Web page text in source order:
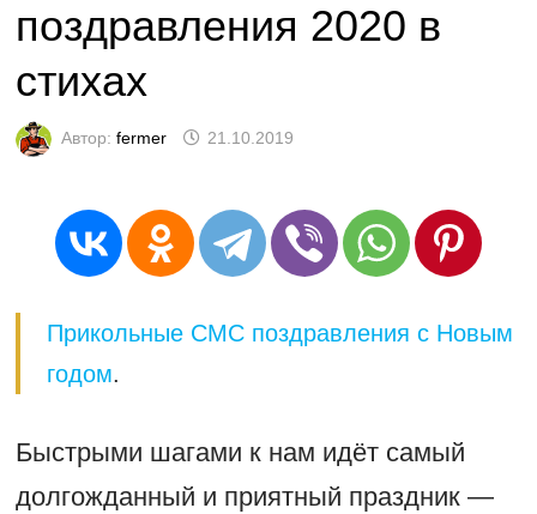
поздравления 2020 в
стихах
Автор: fermer 21.10.2019
Прикольные СМС поздравления с Новым
годом.
Быстрыми шагами к нам идёт самый
долгожданный и приятный праздник —